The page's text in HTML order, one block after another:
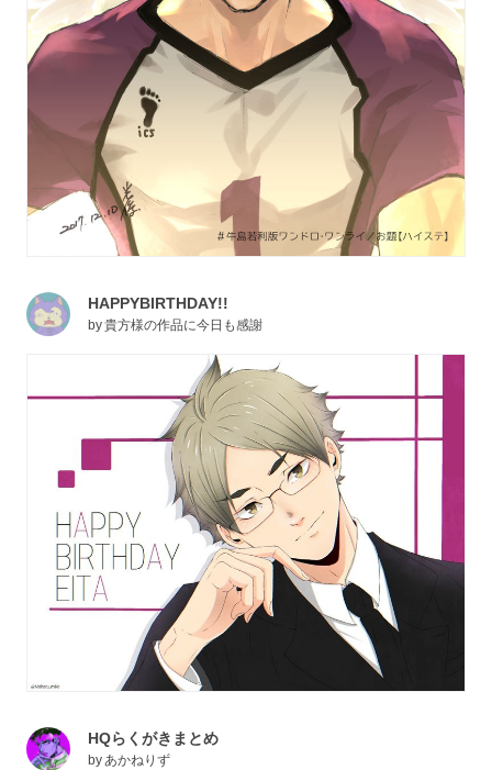
HAPPYBIRTHDAY!!
by貴方様の作品に今日も感謝
HQらくがきまとめ
byあかねりず